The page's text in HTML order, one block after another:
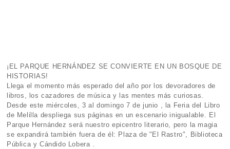
¡EL PARQUE HERNÁNDEZ SE CONVIERTE EN UN BOSQUE DE
HISTORIAS!
Llega el momento más esperado del año por los devoradores de
libros, los cazadores de música y las mentes más curiosas.
Desde este miércoles, 3 al domingo 7 de junio , la Feria del Libro
de Melilla despliega sus páginas en un escenario inigualable. El
Parque Hernández será nuestro epicentro literario, pero la magia
se expandirá también fuera de él: Plaza de "El Rastro", Biblioteca
Pública y Cándido Lobera .